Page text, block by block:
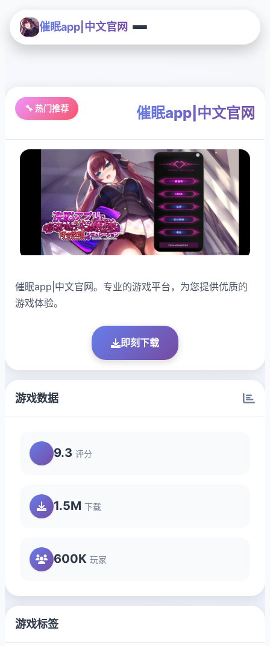
催眠app|中文官网
🔧 热门推荐 催眠app|中文官网
催眠app|中文官网。专业的游戏平台，为您提供优质的
游戏体验。
即刻下载
游戏数据
9.3 评分
1.5M 下载
600K 玩家
游戏标签